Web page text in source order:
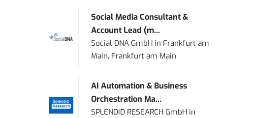
Social Media Consultant &
Account Lead (m...
Social DNA GmbH in Frankfurt am
Main, Frankfurt am Main
AI Automation & Business
Orchestration Ma...
SPLENDID RESEARCH GmbH in